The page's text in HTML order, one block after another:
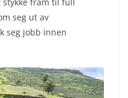
seg ut av
seg jobb innen